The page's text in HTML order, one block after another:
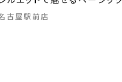
古屋駅前店